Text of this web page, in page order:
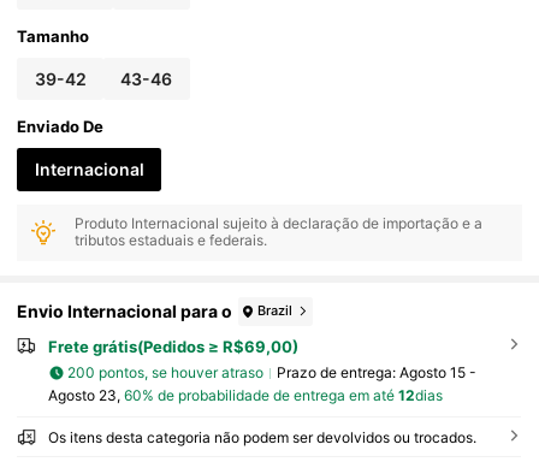
Tamanho
39-42 43-46
Enviado De
Internacional
Produto Internacional sujeito à declaração de importação e a
tributos estaduais e federais.
Envio Internacional para o Brazil
Frete grátis(Pedidos ≥ R$69,00)
200 pontos, se houver atraso Prazo de entrega: Agosto 15 -
Agosto 23, 60% de probabilidade de entrega em até 12dias
Os itens desta categoria não podem ser devolvidos ou trocados.